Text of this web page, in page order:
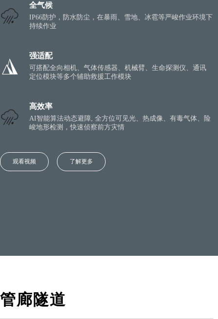
全气候
IP66防护，防水防尘，在暴雨、雪地、冰雹等严峻作业环境下
持续作业
强适配
可搭配全向相机、气体传感器、机械臂、生命探测仪、通讯
定位模块等多个辅助救援工作模块
高效率
AI智能算法动态避障, 全方位可见光、热成像、有毒气体、险
峻地形检测，快速侦察前方灾情
观看视频 了解更多
管廊隧道